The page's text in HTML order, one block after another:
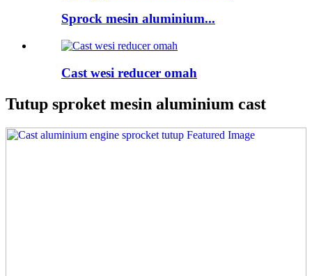
Sprock mesin aluminium...
Cast wesi reducer omah
Tutup sproket mesin aluminium cast